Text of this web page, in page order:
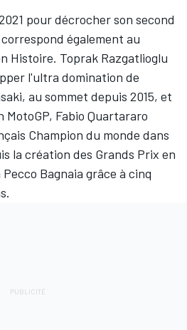
pour décrocher son second
également au
Histoire. Toprak Razgatlioglu
l'ultra domination de
au sommet depuis 2015, et
Fabio Quartararo
Champion du monde dans
la création des Grands Prix en
Bagnaia grâce à cinq